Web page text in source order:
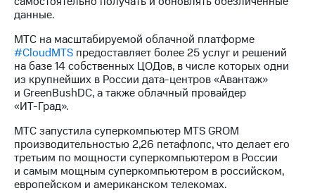
данные.
МТС на масштабируемой облачной платформе
#CloudМТS предоставляет более 25 услуг и решений
на базе 14 собственных ЦОДов, в числе которых одни
из крупнейших в России дата-центров«Авантаж»
и GreenBushDC, а также облачный провайдер
«ИТ-Град».
МТС запустила суперкомпьютер MTS GROM
производительностью 2,26 петафлопс, что делает его
третьим по мощности суперкомпьютером в России
и самым мощным суперкомпьютером в российском,
европейском и американском телекомах.